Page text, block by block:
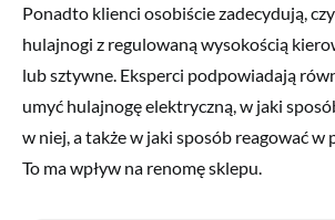
Ponadto klienci osobiście zadecydują,
hulajnogi z regulowaną wysokością
lub sztywne. Eksperci podpowiadają
umyć hulajnogę elektryczną, w jaki
w niej, a także w jaki sposób reagować w
To ma wpływ na renomę sklepu.